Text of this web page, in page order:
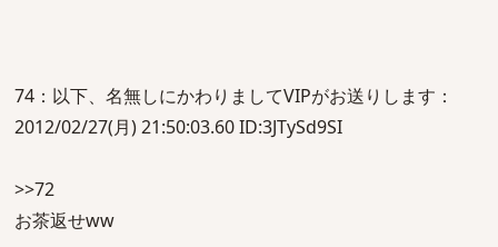
74：以下、名無しにかわりましてVIPがお送りします：
2012/02/27(月) 21:50:03.60 ID:3JTySd9SI
>>72
お茶返せww